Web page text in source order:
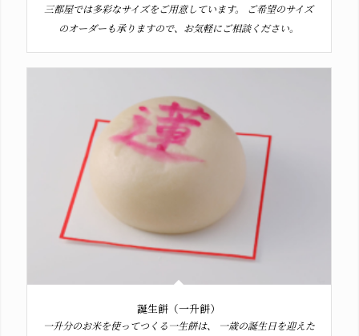
三都屋では多彩なサイズをご用意しています。 ご希望のサイズ
のオーダーも承りますので、お気軽にご相談ください。
誕生餅（一升餅）
一升分のお米を使ってつくる一生餅は、 一歳の誕生日を迎えた